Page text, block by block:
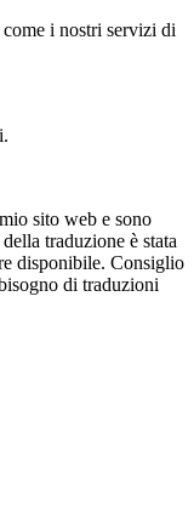
i nostri servizi di
sito web e sono
traduzione è stata
disponibile. Consiglio
di traduzioni